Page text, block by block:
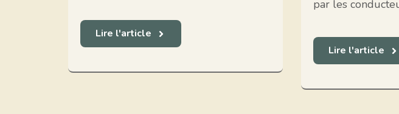
Lire l'article
par les
Lire l'article